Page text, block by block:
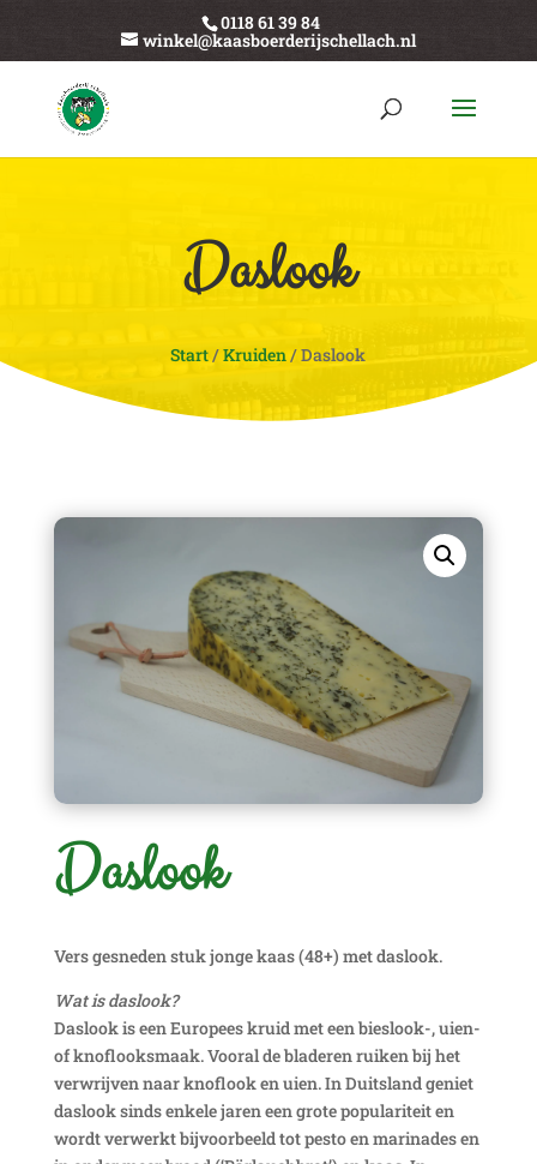
0118 61 39 84
winkel@kaasboerderijschellach.nl
Daslook
Start/Kruiden/ Daslook
Daslook
Vers gesneden stuk jonge kaas (48+) met daslook.
Wat is daslook?
Daslook is een Europees kruid met een bieslook-, uien-
of knoflooksmaak. Vooral de bladeren ruiken bij het
verwrijven naar knoflook en uien. In Duitsland geniet
daslook sinds enkele jaren een grote populariteit en
wordt verwerkt bijvoorbeeld tot pesto en marinades en